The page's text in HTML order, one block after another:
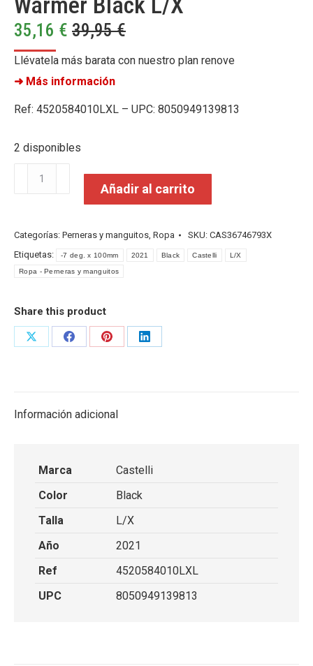
35,16 € 39,95€
Llévatela más barata con nuestro plan renove
➜ Más información
Ref: 4520584010LXL – UPC: 8050949139813
2 disponibles
Castelli
Warmer
Black
L/X
Añadir al carrito
Categorías: Perneras y manguitos, Ropa SKU: CAS36746793X
Etiquetas:
-7 deg. x 100mm 2021 Black Castelli L/X
Ropa - Perneras y manguitos
Share this product
Share
Share
Share
Share
Información adicional
Marca
Castelli
Color
Black
Talla
L/X
Año
2021
Ref
4520584010LXL
UPC
8050949139813